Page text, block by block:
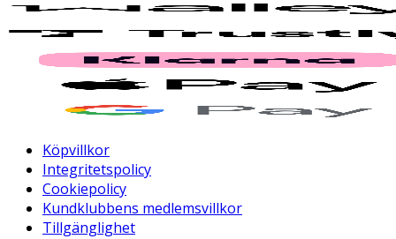
Köpvillkor
Integritetspolicy
Cookiepolicy
Kundklubbens medlemsvillkor
Tillgänglighet